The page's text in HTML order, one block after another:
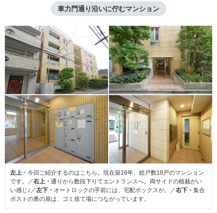
車力門通り沿いに佇むマンション
左上・ 今回ご紹介するのはこちら。現在築16年、総戸数18戸のマンション
です。／右上・ 通りから数段下りてエントランスへ。両サイドの植栽がい
い感じ♪／左下・ オートロックの手前には、宅配ボックスが。／右下・ 集合
ポストの奥の扉は、ゴミ捨て場につながっています。